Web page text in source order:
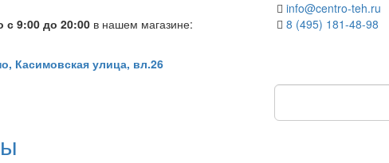
с 9:00 до 20:00 в нашем магазине:
Касимовская улица, вл.26
info@centro-teh.ru
8 (495) 181-48-98